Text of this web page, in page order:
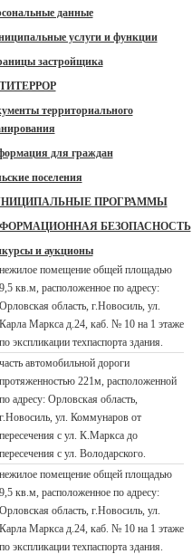
данные
услуги и функции
застройщика
территориального
для граждан
поселения
ПРОГРАММЫ
БЕЗОПАСНОСТЬ
и аукционы
нежилое помещение общей площадью
9,5 кв.м, расположенное по адресу:
Орловская область, г.Новосиль, ул.
Карла Маркса д.24, каб. № 10 на 1 этаже
по экспликации техпаспорта здания.
часть автомобильной дороги
протяженностью 221м, расположенной
по адресу: Орловская область,
г.Новосиль, ул. Коммунаров от
пересечения с ул. К.Маркса до
пересечения с ул. Володарского.
нежилое помещение общей площадью
9,5 кв.м, расположенное по адресу:
Орловская область, г.Новосиль, ул.
Карла Маркса д.24, каб. № 10 на 1 этаже
по экспликации техпаспорта здания.